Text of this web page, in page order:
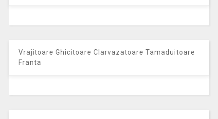
Vrajitoare Ghicitoare Clarvazatoare Tamaduitoare
Franta